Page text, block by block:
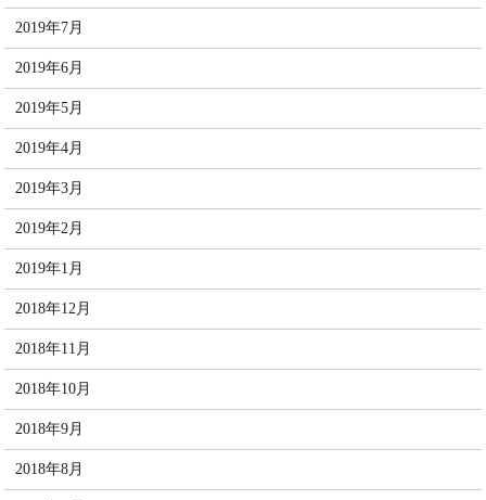
2019年7月
2019年6月
2019年5月
2019年4月
2019年3月
2019年2月
2019年1月
2018年12月
2018年11月
2018年10月
2018年9月
2018年8月